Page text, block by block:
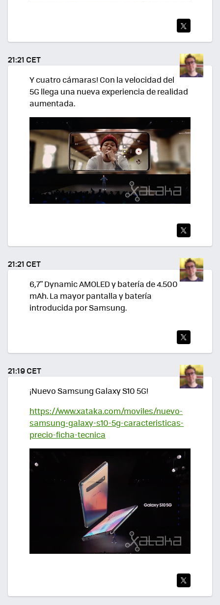
TEA
R
21:21 CET
Y cuatro cámaras! Con la velocidad del
5G llega una nueva experiencia de realidad
aumentada.
TEA
R
21:21 CET
6,7" Dynamic AMOLED y batería de 4.500
mAh. La mayor pantalla y batería
introducida por Samsung.
TEA
R
21:19 CET
¡Nuevo Samsung Galaxy S10 5G!
https://www.xataka.com/moviles/nuevo-
samsung-galaxy-s10-5g-caracteristicas-
precio-ficha-tecnica